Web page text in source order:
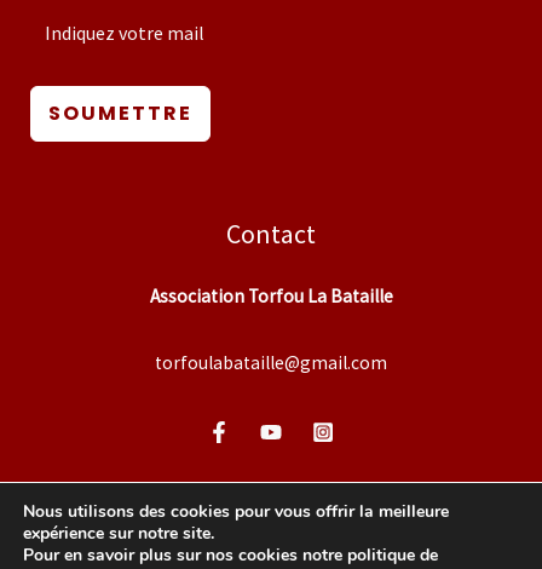
SOUMETTRE
Contact
Association Torfou La Bataille
torfoulabataille@gmail.com
Nous utilisons des cookies pour vous offrir la meilleure
expérience sur notre site.
Pour en savoir plus sur nos cookies notre politique de